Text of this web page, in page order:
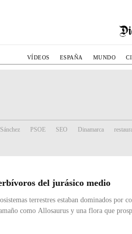
VÍDEOS ESPAÑA MUNDO
PSOE SEO Dinamarca
del jurásico medio
terrestres estaban dominados por
como Allosaurus y una flora que